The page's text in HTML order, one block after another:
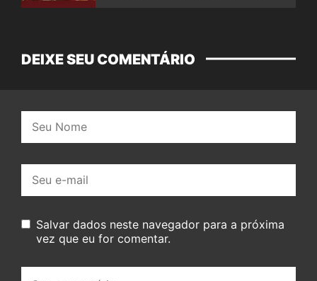
DEIXE SEU COMENTÁRIO
mail:
Salvar dados neste navegador para a próxima
vez que eu for comentar.